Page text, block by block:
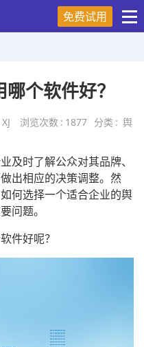
免费试用
个软件好？
XJ 浏览次数 : 1877 分类 : 舆
及时了解公众对其品牌、
出相应的决策调整。然
何选择一个适合企业的舆
问题。
件好呢？